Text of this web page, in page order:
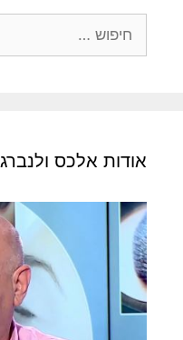
אודות אלכס ולנברג